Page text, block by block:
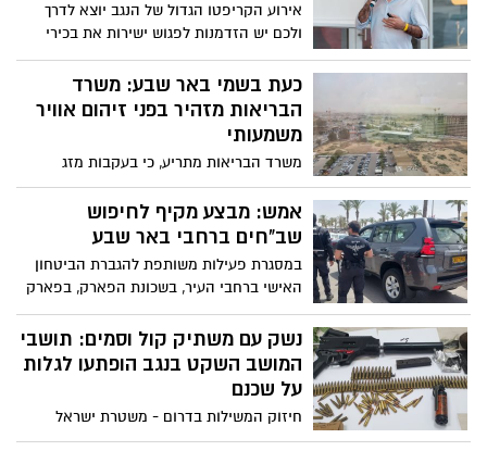
אירוע הקריפטו הגדול של הנגב יוצא לדרך
ולכם יש הזדמנות לפגוש ישירות את בכירי
התעשייה בהפנינג חינמי שיתקיים בפארק
ההייטק גב-ים בבאר שבע ביום ב', 29.5.23
החל מהשעה 18:00. מגוון הרצאות, סדנאות
כעת בשמי באר שבע: משרד
הבריאות מזהיר בפני זיהום אוויר
משמעותי
משרד הבריאות מתריע, כי בעקבות מזג
האוויר הקשה ששורר כעת ברחבי הארץ, החל
משעות הבוקר נרשם מד זיהום אוויר גבוה
במיוחד מעל שמי באר שבע והסביבה
אמש: מבצע מקיף לחיפוש
שב"חים ברחבי באר שבע
במסגרת פעילות משותפת להגברת הביטחון
האישי ברחבי העיר, בשכונת הפארק, בפארק
נחל באר שבע, ובעיר העתיקה, פעלו אמש
(ראשון) כוחות משולבים של מחלקת שיטור
עירוני יחד עם יס"מ נגב, יס"מ 351, משרדי
התנועה של תחנת באר שבע יחד עם כוחות
תגבור של תחנת עיירות, רהט וסיירת ביטחון
עירונית
נשק עם משתיק קול וסמים: תושבי
המושב השקט בנגב הופתעו לגלות
על שכנם
חיזוק המשילות בדרום - משטרת ישראל
עצרה במהלך הימים האחרונים במושב בדרום